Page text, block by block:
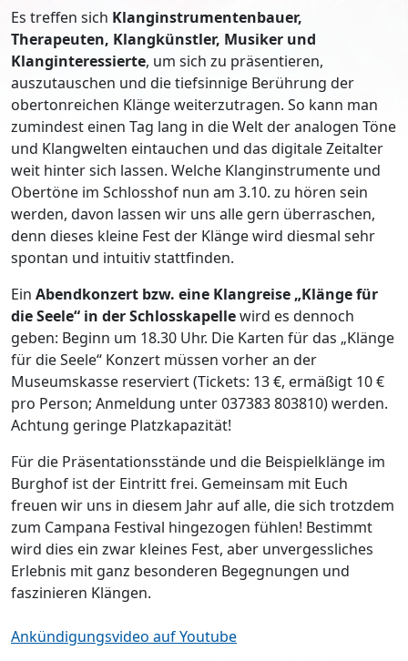
Es treffen sich Klanginstrumentenbauer,
Therapeuten, Klangkünstler, Musiker und
Klanginteressierte, um sich zu präsentieren,
auszutauschen und die tiefsinnige Berührung der
obertonreichen Klänge weiterzutragen. So kann man
zumindest einen Tag lang in die Welt der analogen Töne
und Klangwelten eintauchen und das digitale Zeitalter
weit hinter sich lassen. Welche Klanginstrumente und
Obertöne im Schlosshof nun am 3.10. zu hören sein
werden, davon lassen wir uns alle gern überraschen,
denn dieses kleine Fest der Klänge wird diesmal sehr
spontan und intuitiv stattfinden.
Ein Abendkonzert bzw. eine Klangreise „Klänge für
die Seele“ in der Schlosskapellewird es dennoch
geben: Beginn um 18.30 Uhr. Die Karten für das „Klänge
für die Seele“ Konzert müssen vorher an der
Museumskasse reserviert (Tickets: 13 €, ermäßigt 10 €
pro Person; Anmeldung unter 037383 803810) werden.
Achtung geringe Platzkapazität!
Für die Präsentationsstände und die Beispielklänge im
Burghof ist der Eintritt frei. Gemeinsam mit Euch
freuen wir uns in diesem Jahr auf alle, die sich trotzdem
zum Campana Festival hingezogen fühlen! Bestimmt
wird dies ein zwar kleines Fest, aber unvergessliches
Erlebnis mit ganz besonderen Begegnungen und
faszinieren Klängen.
Ankündigungsvideo auf Youtube